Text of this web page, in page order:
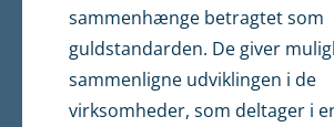
sammenhænge betragtet som
guldstandarden. De giver
sammenligne udviklingen i de
virksomheder, som deltager i